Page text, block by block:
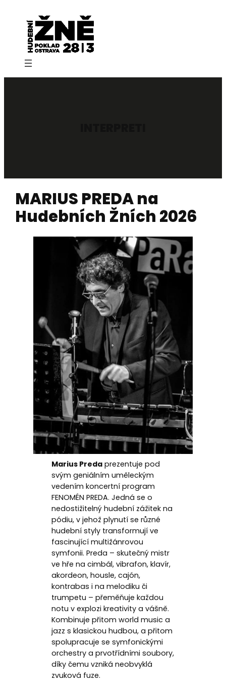
obsah
MARIUS PREDA na
Hudebních Žních 2026
Marius Preda prezentuje pod
svým geniálním uměleckým
vedením koncertní program
FENOMÉN PREDA. Jedná se o
nedostižitelný hudební zážitek na
pódiu, v jehož plynutí se různé
hudební styly transformují ve
fascinující multižánrovou
symfonii. Preda – skutečný mistr
ve hře na cimbál, vibrafon, klavír,
akordeon, housle, cajón,
kontrabas i na melodiku či
trumpetu – přeměňuje každou
notu v explozi kreativity a vášně.
Kombinuje přitom world music a
jazz s klasickou hudbou, a přitom
spolupracuje se symfonickými
orchestry a prvotřídními soubory,
díky čemu vzniká neobvyklá
zvuková fuze.